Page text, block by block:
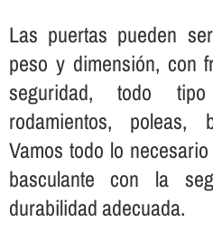
Las puertas pueden
peso y dimensión, con
seguridad, todo
rodamientos, poleas,
Vamos todo lo
basculante con la
durabilidad adecuada.